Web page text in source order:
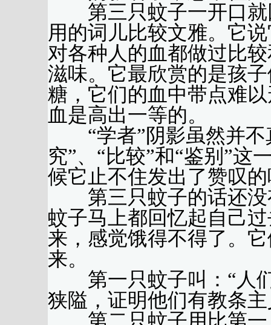
第三只蚊子一开口就
用的词儿比较文雅。它
对各种人的血都做过比
滋味。它最欣赏的是孩
糖，它们的血中带点难
血是高出一等的。
“学者”阴影虽然并不
究”、“比较”和“鉴别”这
候它止不住发出了赞叹
第三只蚊子的话还没
蚊子马上都回忆起自己
来，感觉饿得不得了。
来。
第一只蚊子叫：“人们
狭隘，证明他们有教条主